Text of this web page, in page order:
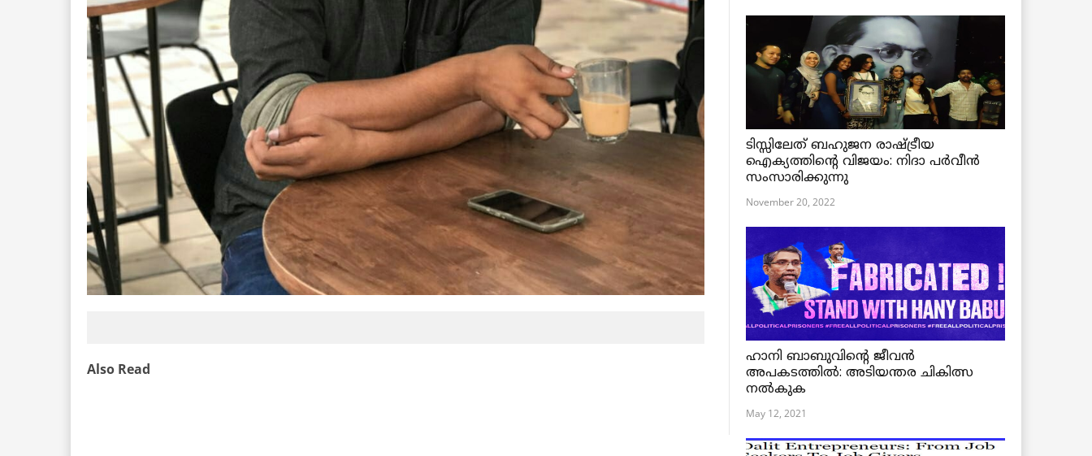
Also Read
ടിസ്സിലേത് ബഹുജന രാഷ്ട്രീയ
ഐക്യത്തിന്റെ വിജയം: നിദാ പർവീൻ
സംസാരിക്കുന്നു
November 20, 2022
ഹാനി ബാബുവിന്റെ ജീവൻ
അപകടത്തിൽ: അടിയന്തര ചികിത്സ
നൽകുക
May 12, 2021